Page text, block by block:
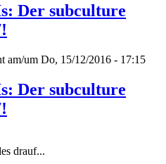
Der subculture
am/um Do, 15/12/2016 - 17:15
Der subculture
drauf...